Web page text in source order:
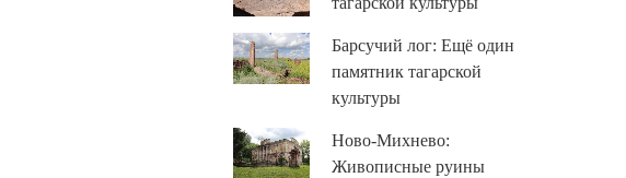
Барсучий лог: Ещё один
памятник тагарской
культуры
Ново-Михнево:
Живописные руины